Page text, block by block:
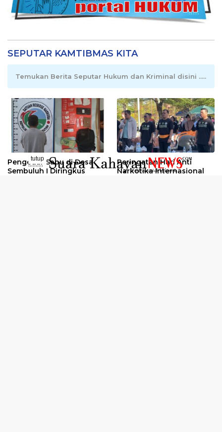
SEPUTAR KAMTIBMAS KITA
Temukan Berita Seputar Hukum dan Kriminal disini .....
Pengedar Sabu di Desa
Sembuluh I Diringkus
Peringatan Hari Anti
Narkotika Internasional
tutup
..........